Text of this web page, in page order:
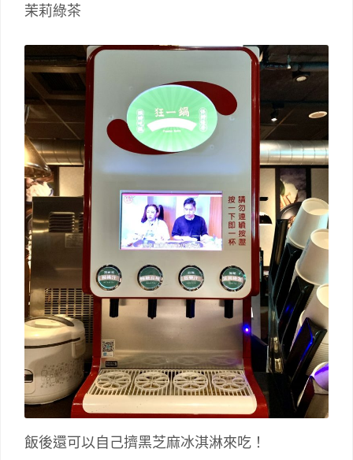
茉莉綠茶
飯後還可以自己擠黑芝麻冰淇淋來吃！